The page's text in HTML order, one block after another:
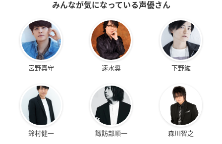
みんなが気になっている声優さん
宮野真守 速水奨 下野紘
鈴村健一 諏訪部順一 森川智之